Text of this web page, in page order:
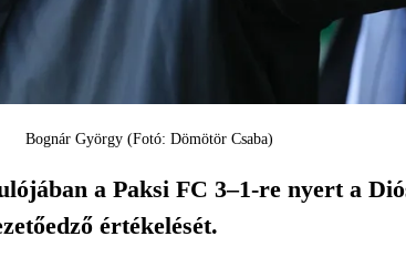
Bognár György (Fotó: Dömötör Csaba)
a Paksi FC 3–1-re nyert a
értékelését.